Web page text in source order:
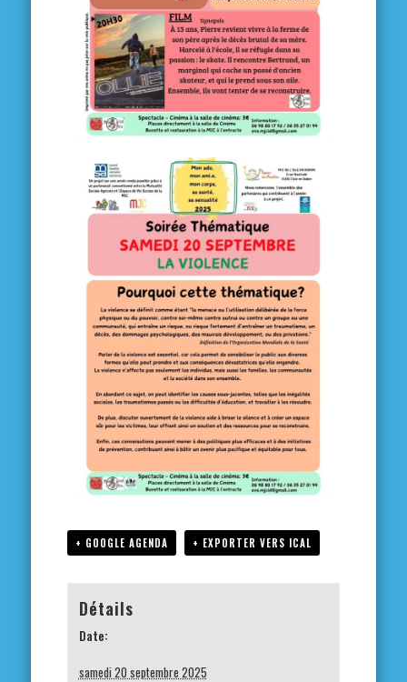
+ GOOGLE AGENDA + EXPORTER VERS ICAL
Détails
Date:
samedi 20 septembre 2025